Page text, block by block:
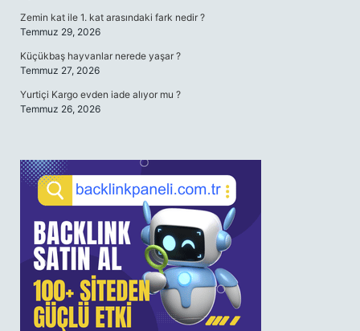
Zemin kat ile 1. kat arasındaki fark nedir ?
Temmuz 29, 2026
Küçükbaş hayvanlar nerede yaşar ?
Temmuz 27, 2026
Yurtiçi Kargo evden iade alıyor mu ?
Temmuz 26, 2026